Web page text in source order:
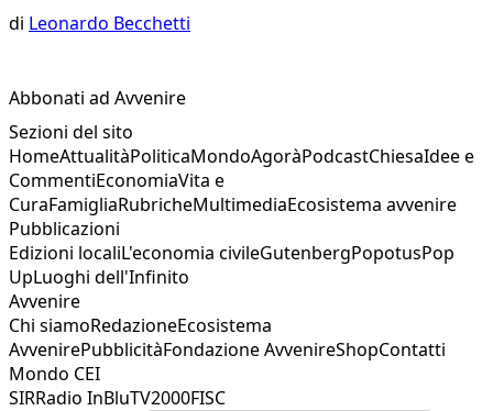
di Leonardo Becchetti
Abbonati ad Avvenire
Sezioni del sito
HomeAttualitàPoliticaMondoAgoràPodcastChiesaIdee e
CommentiEconomiaVita e
CuraFamigliaRubricheMultimediaEcosistema avvenire
Pubblicazioni
Edizioni localiL'economia civileGutenbergPopotusPop
UpLuoghi dell'Infinito
Avvenire
Chi siamoRedazioneEcosistema
AvvenirePubblicitàFondazione AvvenireShopContatti
Mondo CEI
SIRRadio InBluTV2000FISC